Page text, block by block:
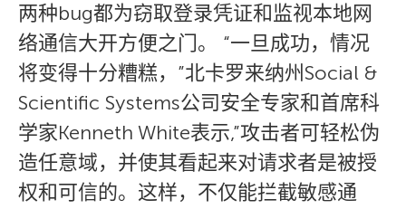
两种bug都为窃取登录凭证和监视本地网
络通信大开方便之门。 “一旦成功，情况
将变得十分糟糕，”北卡罗来纳州Social &
Scientific Systems公司安全专家和首席科
学家Kenneth White表示,”攻击者可轻松伪
造任意域，并使其看起来对请求者是被授
权和可信的。这样，不仅能拦截敏感通